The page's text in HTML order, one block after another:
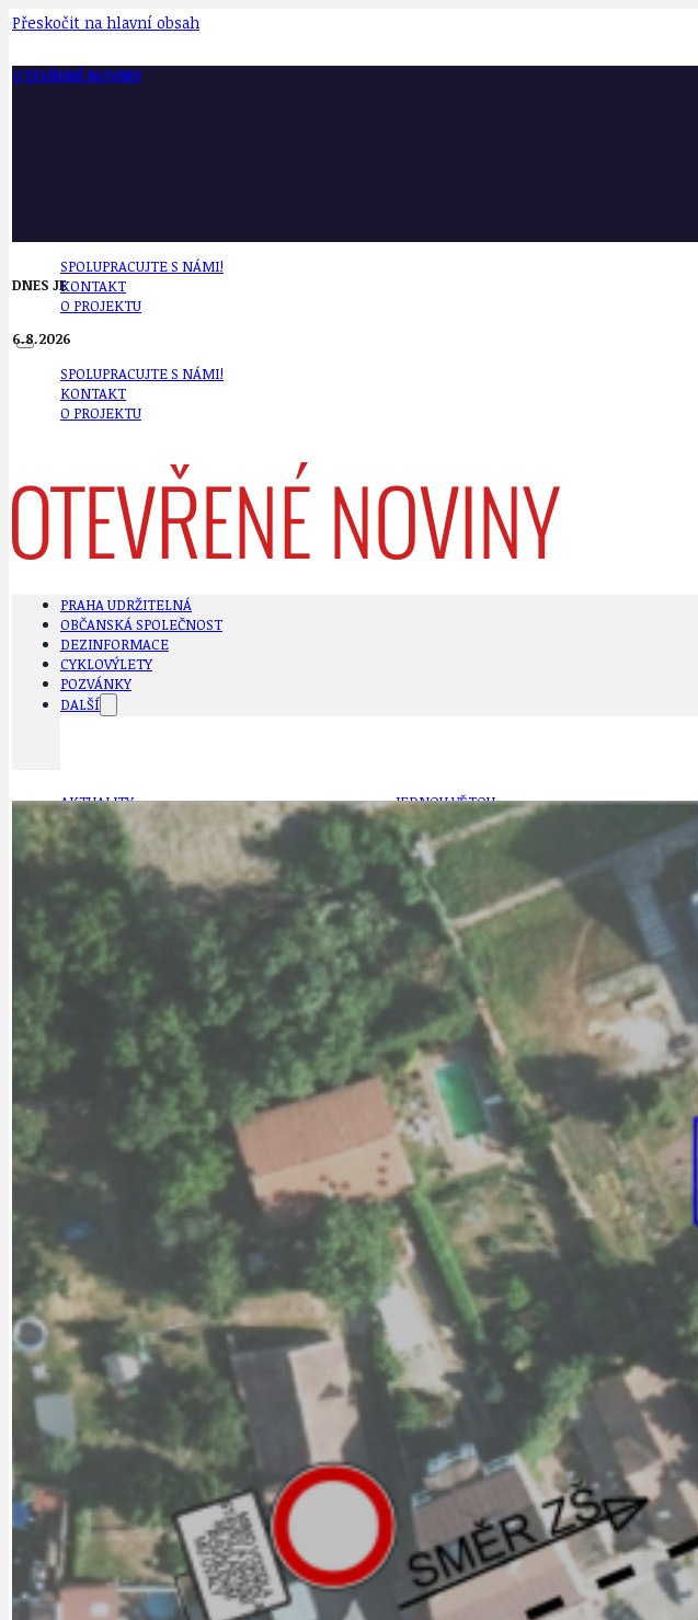
Přeskočit na hlavní obsah
OTEVŘENÉ NOVINY
SPOLUPRACUJTE S NÁMI!
KONTAKT
O PROJEKTU
SPOLUPRACUJTE S NÁMI!
KONTAKT
O PROJEKTU
DNES JE
6.8.2026
PRAHA UDRŽITELNÁ
OBČANSKÁ SPOLEČNOST
DEZINFORMACE
CYKLOVÝLETY
POZVÁNKY
DALŠÍ
AKTUALITY
BÁSNĚ. FEJETONY. SATIRA
CYKLOVÝLETY
DATA A VÝROČÍ
DEZINFORMACE
DOBRÉ ZPRÁVY
DOPRAVA
JEDNOU VĚTOU
KLÁNOVICKÁ SPOJKA
KRUHOVÝ OBJEZD V KOLODĚJÍCH
KULTURNÍ MOZAIKA
NÁDRAŽÍ PRAHA - KLÁNOVICE A PARKOVÁNÍ
NÁZOR
NEZAŘAZENÉ
OBČANSKÁ SPOLEČNOST